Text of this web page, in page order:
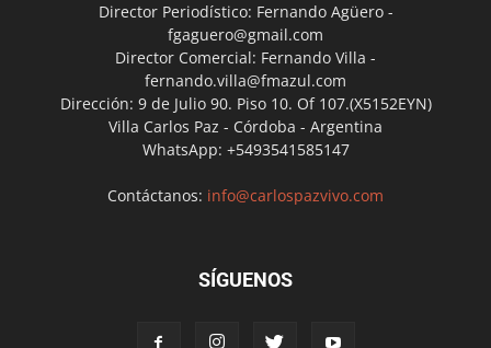
Director Periodístico: Fernando Agüero -
fgaguero@gmail.com
Director Comercial: Fernando Villa -
fernando.villa@fmazul.com
Dirección: 9 de Julio 90. Piso 10. Of 107.(X5152EYN)
Villa Carlos Paz - Córdoba - Argentina
WhatsApp: +5493541585147
Contáctanos: info@carlospazvivo.com
SÍGUENOS